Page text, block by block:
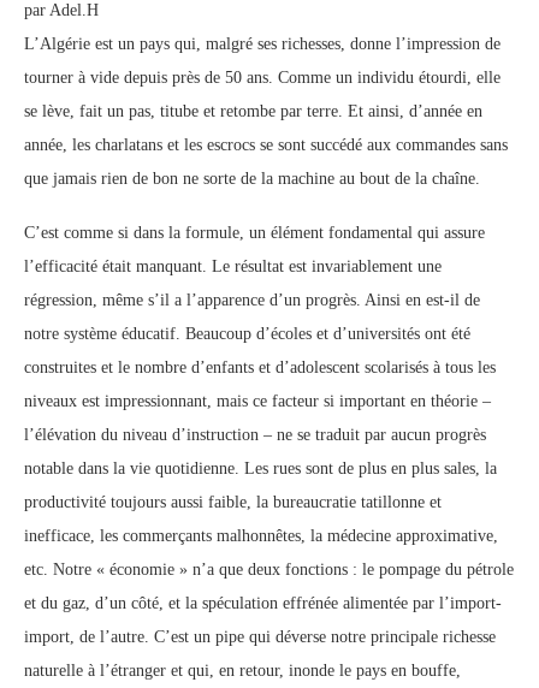
par Adel.H
L’Algérie est un pays qui, malgré ses richesses, donne l’impression de
tourner à vide depuis près de 50 ans. Comme un individu étourdi, elle
se lève, fait un pas, titube et retombe par terre. Et ainsi, d’année en
année, les charlatans et les escrocs se sont succédé aux commandes sans
que jamais rien de bon ne sorte de la machine au bout de la chaîne.
C’est comme si dans la formule, un élément fondamental qui assure
l’efficacité était manquant. Le résultat est invariablement une
régression, même s’il a l’apparence d’un progrès. Ainsi en est-il de
notre système éducatif. Beaucoup d’écoles et d’universités ont été
construites et le nombre d’enfants et d’adolescent scolarisés à tous les
niveaux est impressionnant, mais ce facteur si important en théorie –
l’élévation du niveau d’instruction – ne se traduit par aucun progrès
notable dans la vie quotidienne. Les rues sont de plus en plus sales, la
productivité toujours aussi faible, la bureaucratie tatillonne et
inefficace, les commerçants malhonnêtes, la médecine approximative,
etc. Notre « économie » n’a que deux fonctions : le pompage du pétrole
et du gaz, d’un côté, et la spéculation effrénée alimentée par l’import-
import, de l’autre. C’est un pipe qui déverse notre principale richesse
naturelle à l’étranger et qui, en retour, inonde le pays en bouffe,